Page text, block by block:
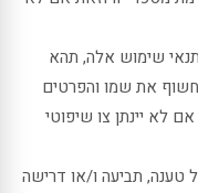
שימוש אלה, תהא
את שמו והפרטים
לא יינתן צו שיפוטי
תביעה ו/או דרישה